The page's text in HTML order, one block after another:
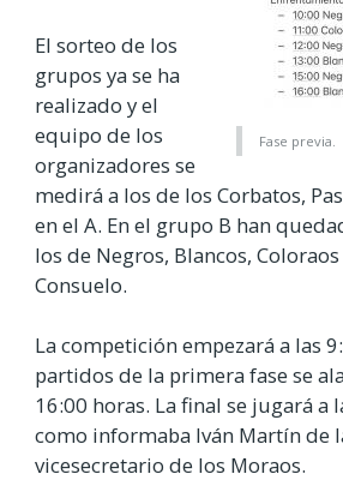
Fase previa.
El sorteo de los
grupos ya se ha
realizado y el
equipo de los
organizadores se
medirá a los de los Corbatos,
en el A. En el grupo B han
los de Negros, Blancos,
Consuelo.
La competición empezará a las
partidos de la primera fase se
16:00 horas. La final se jugará a
como informaba Iván Martín de
vicesecretario de los Moraos.